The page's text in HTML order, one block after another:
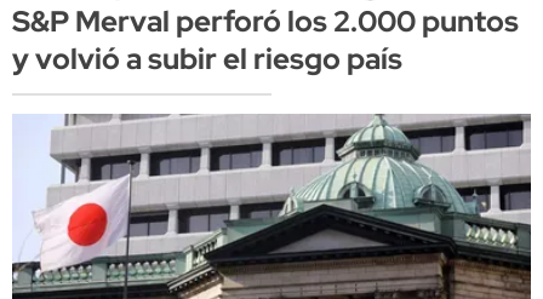
S&P Merval perforó los 2.000 puntos
y volvió a subir el riesgo país